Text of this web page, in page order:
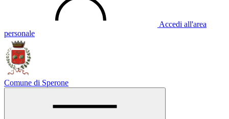
Accedi all'area
personale
Comune di Sperone